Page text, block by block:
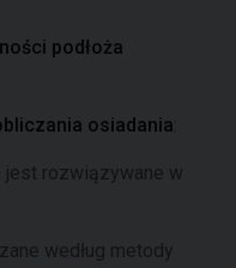
podłoża
osiadania
rozwiązywane w
według metody